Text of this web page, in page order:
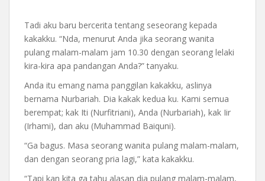
Tadi aku baru bercerita tentang seseorang kepada
kakakku. “Nda, menurut Anda jika seorang wanita
pulang malam-malam jam 10.30 dengan seorang lelaki
kira-kira apa pandangan Anda?” tanyaku.
Anda itu emang nama panggilan kakakku, aslinya
bernama Nurbariah. Dia kakak kedua ku. Kami semua
berempat; kak Iti (Nurfitriani), Anda (Nurbariah), kak Iir
(Irhami), dan aku (Muhammad Baiquni).
“Ga bagus. Masa seorang wanita pulang malam-malam,
dan dengan seorang pria lagi,” kata kakakku.
“Tapi kan kita ga tahu alasan dia pulang malam-malam,